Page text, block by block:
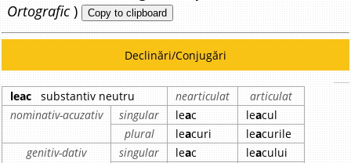
Ortografic ) Copy to clipboard
Declinări/Conjugări
leac substantiv neutru nearticulat
articulat
nominativ-acuzativ
singular leac leacul
plural
leacuri leacurile
genitiv-dativ
singular leac leacului